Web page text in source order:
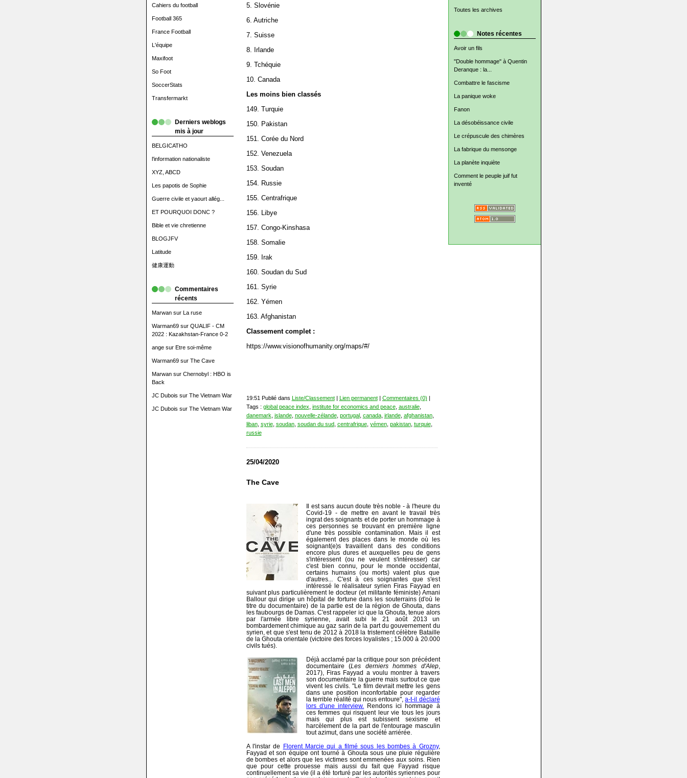
Cahiers du football
Football 365
France Football
L'équipe
Maxifoot
So Foot
SoccerStats
Transfermarkt
Derniers weblogs
mis à jour
BELGICATHO
l'information nationaliste
XYZ, ABCD
Les papotis de Sophie
Guerre civile et yaourt allég...
ET POURQUOI DONC ?
Bible et vie chretienne
BLOGJFV
Latitude
健康運動
Commentaires
récents
Marwansur La ruse
Warman69sur QUALIF - CM
2022 : Kazakhstan-France 0-2
angesur Etre soi-même
Warman69sur The Cave
Marwansur Chernobyl : HBO is
Back
JC Dubois sur The Vietnam War
JC Dubois sur The Vietnam War
Toutes les archives
Notes récentes
Avoir un fils
"Double hommage" à Quentin
Deranque : la...
Combattre le fascisme
La panique woke
Fanon
La désobéissance civile
Le crépuscule des chimères
La fabrique du mensonge
La planète inquiète
Comment le peuple juif fut
inventé
5. Slovénie
6. Autriche
7. Suisse
8. Irlande
9. Tchéquie
10. Canada
Les moins bien classés
149. Turquie
150. Pakistan
151. Corée du Nord
152. Venezuela
153. Soudan
154. Russie
155. Centrafrique
156. Libye
157. Congo-Kinshasa
158. Somalie
159. Irak
160. Soudan du Sud
161. Syrie
162. Yémen
163. Afghanistan
Classement complet :
https://www.visionofhumanity.org/maps/#/
19:51 Publié dans Liste/Classement| Lien permanent| Commentaires (0) |
Tags : global peace index institute for economics and peace, australie,
danemark islande, nouvelle-zélande, portugal, canada, irlande, afghanistan,
liban, syrie, soudan, soudan du sud, centrafrique, yémen, pakistan, turquie,
russie
25/04/2020
The Cave
Il est sans aucun doute très noble - à l'heure du
Covid-19 - de mettre en avant le travail très
ingrat des soignants et de porter un hommage à
ces personnes se trouvant en première ligne
d'une très possible contamination. Mais il est
également des places dans le monde où les
soignant(e)s travaillent dans des conditions
encore plus dures et auxquelles peu de gens
s'intéressent (ou ne veulent s'intéresser) car
c'est bien connu, pour le monde occidental,
certains humains (ou morts) valent plus que
d'autres... C'est à ces soignantes que s'est
intéressé le réalisateur syrien Firas Fayyad en
suivant plus particulièrement le docteur (et militante féministe) Amani
Ballour qui dirige un hôpital de fortune dans les souterrains (d'où le
titre du documentaire) de la partie est de la région de Ghouta, dans
les faubourgs de Damas. C'est rappeler ici que la Ghouta, tenue alors
par l'armée libre syrienne, avait subi le 21 août 2013 un
bombardement chimique au gaz sarin de la part du gouvernement du
syrien, et que s'est tenu de 2012 à 2018 la tristement célèbre Bataille
de la Ghouta orientale (victoire des forces loyalistes ; 15.000 à 20.000
civils tués).
Déjà acclamé par la critique pour son précédent
documentaire (Les derniers hommes d'Alep,
2017), Firas Fayyad a voulu montrer à travers
son documentaire la guerre mais surtout ce que
vivent les civils. "Le film devrait mettre les gens
dans une position inconfortable pour regarder
la terrible réalité qui nous entoure",a-t-il déclaré
lors d'une interview.
Rendons ici hommage à
ces femmes qui risquent leur vie tous les jours
mais qui plus est subissent sexisme et
harcèlement de la part de l'entourage masculin
tout azimut, dans une société arriérée.
A l'instar de Florent Marcie qui a filmé sous les bombes à Grozny,
Fayyad et son équipe ont tourné à Ghouta sous une pluie régulière
de bombes et alors que les victimes sont emmenées aux soins. Rien
que pour cette prouesse mais aussi du fait que Fayyad risque
continuellement sa vie (il a été torturé par les autorités syriennes pour